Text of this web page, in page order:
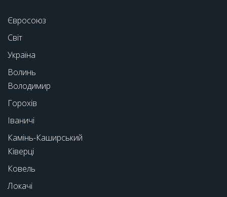
Євросоюз
Світ
Україна
Волинь
Володимир
Горохів
Іваничі
Камінь-Каширський
Ківерці
Ковель
Локачі